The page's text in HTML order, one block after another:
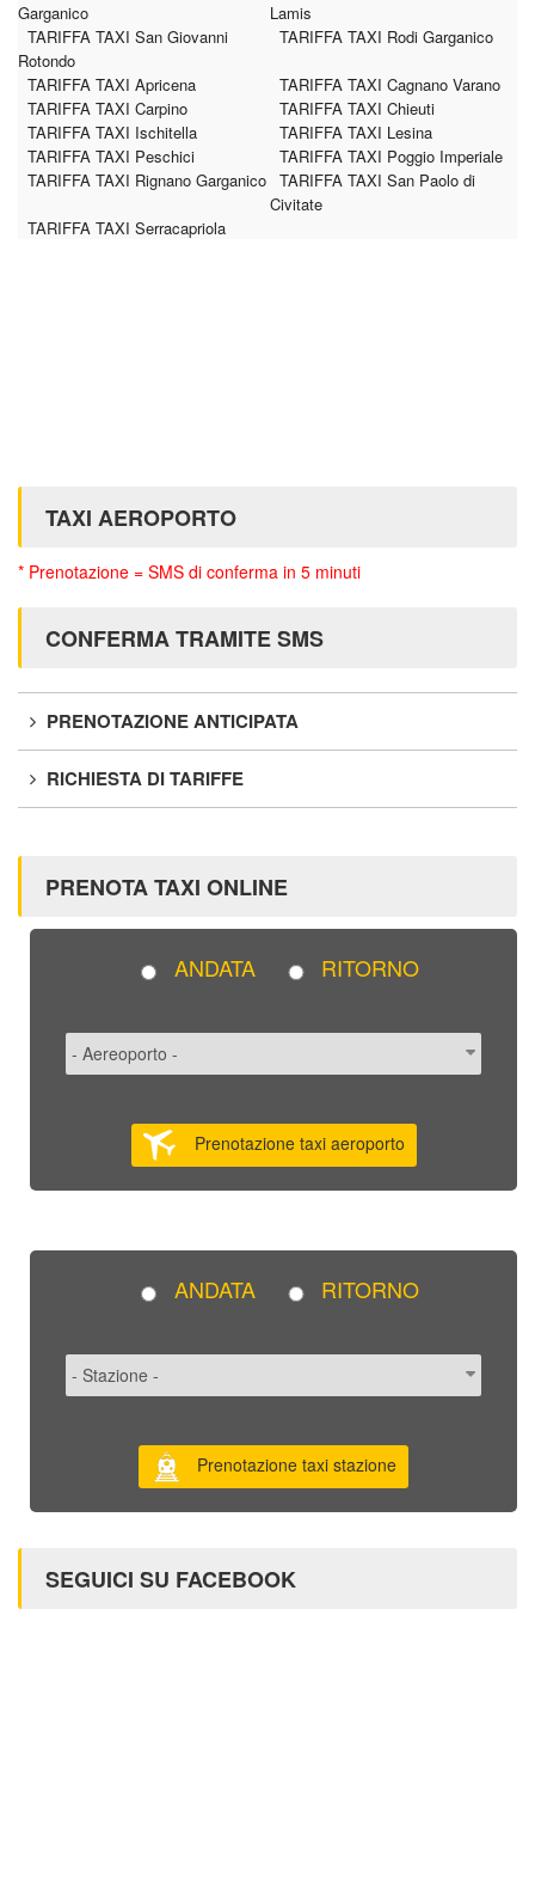
Garganico
Lamis
TARIFFA TAXI San Giovanni
Rotondo
TARIFFA TAXI Rodi Garganico
TARIFFA TAXI Apricena
TARIFFA TAXI Cagnano Varano
TARIFFA TAXI Carpino
TARIFFA TAXI Chieuti
TARIFFA TAXI Ischitella
TARIFFA TAXI Lesina
TARIFFA TAXI Peschici
TARIFFA TAXI Poggio Imperiale
TARIFFA TAXI Rignano Garganico TARIFFA TAXI San Paolo di
Civitate
TARIFFA TAXI Serracapriola
TAXI AEROPORTO
* Prenotazione = SMS di conferma in 5 minuti
CONFERMA TRAMITE SMS
PRENOTAZIONE ANTICIPATA
RICHIESTA DI TARIFFE
PRENOTA TAXI ONLINE
ANDATA RITORNO
Prenotazione taxi aeroporto
ANDATA RITORNO
Prenotazione taxi stazione
SEGUICI SU FACEBOOK